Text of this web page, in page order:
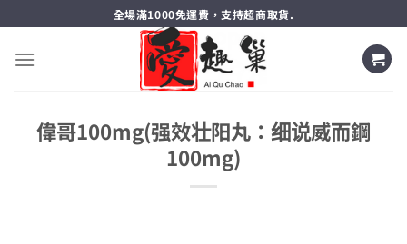
轉
全場滿1000免運費，支持超商取貨.
偉哥100mg(强效壮阳丸：细说威而鋼
100mg)